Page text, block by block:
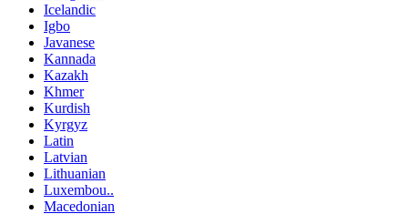
Icelandic
Igbo
Javanese
Kannada
Kazakh
Khmer
Kurdish
Kyrgyz
Latin
Latvian
Lithuanian
Luxembou..
Macedonian